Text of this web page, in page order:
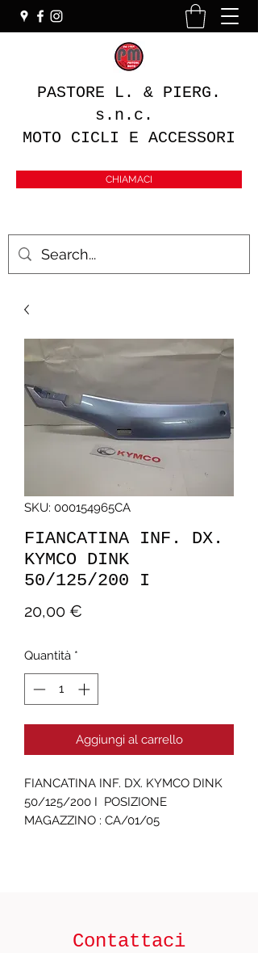
PASTORE L. & PIERG.
s.n.c.
MOTO CICLI E ACCESSORI
CHIAMACI
SKU: 000154965CA
FIANCATINA INF. DX.
KYMCO DINK
50/125/200 I
20,00 €
Quantità *
Aggiungi al carrello
FIANCATINA INF. DX. KYMCO DINK
50/125/200 I  POSIZIONE
MAGAZZINO : CA/01/05
Contattaci